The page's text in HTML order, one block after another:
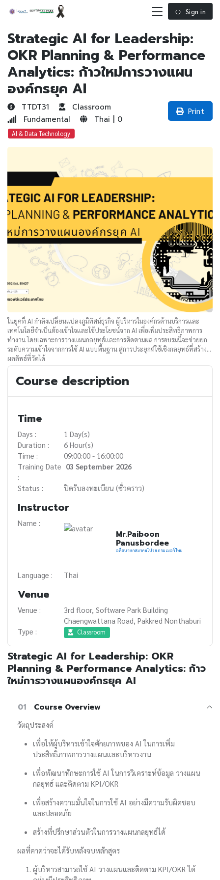
Sign in
Strategic AI for Leadership:
OKR Planning & Performance
Analytics: ก้าวใหม่การวางแผน
องค์กรยุค AI
TTDT31
Classroom
Fundamental
Thai | 0
AI & Data Technology
Print
ในยุคที่ AI กำลังเปลี่ยนแปลงภูมิทัศน์ธุรกิจ ผู้บริหารในองค์กรด้านบริการและ
เทคโนโลยีจำเป็นต้องเข้าใจและใช้ประโยชน์จาก AI เพื่อเพิ่มประสิทธิภาพการ
ทำงาน โดยเฉพาะการวางแผนกลยุทธ์และการติดตามผล การอบรมนี้จะช่วยยก
ระดับความเข้าใจจากการใช้ AI แบบพื้นฐาน สู่การประยุกต์ใช้เชิงกลยุทธ์ที่สร้าง
ผลลัพธ์ที่วัดได้
Course description
Time
Days :
1 Day(s)
Duration :
6 Hour(s)
Time :
09:00:00 - 16:00:00
Training Date
:
03 September 2026
Status : ปิดรับลงทะเบียน (ชั่วคราว)
Instructor
Name :
Mr.Paiboon
Panusbordee
อดีตนายกสมาคมโปรแกรมเมอร์ไทย
Language : Thai
Venue
Venue :
3rd floor, Software Park Building
Chaengwattana Road, Pakkred Nonthaburi
Type :
Classroom
Strategic AI for Leadership: OKR
Planning & Performance Analytics: ก้าว
ใหม่การวางแผนองค์กรยุค AI
01 Course Overview
วัตถุประสงค์
เพื่อให้ผู้บริหารเข้าใจศักยภาพของ AI ในการเพิ่ม
ประสิทธิภาพการวางแผนและบริหารงาน
เพื่อพัฒนาทักษะการใช้ AI ในการวิเคราะห์ข้อมูล วางแผน
กลยุทธ์ และติดตาม KPI/OKR
เพื่อสร้างความมั่นใจในการใช้ AI อย่างมีความรับผิดชอบ
และปลอดภัย
สร้างที่ปรึกษาส่วนตัวในการวางแผนกลยุทธ์ได้
ผลที่คาดว่าจะได้รับหลังจบหลักสูตร
ผู้บริหารสามารถใช้ AI วางแผนและติดตาม KPI/OKR ได้